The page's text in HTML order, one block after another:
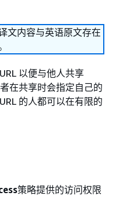
文内容与英语原文存在
以便与他人共享
在共享时会指定自己的
的人都可以在有限的
策略提供的访问权限